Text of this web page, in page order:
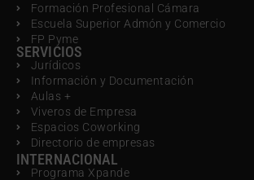
Formación Profesional Cámara
Escuela Superior Admón y Comercio
FP Pyme
SERVICIOS
Jurídicos
Información y Documentación
Aulas +
Viveros de Empresa
Espacios Coworking
Directorio de empresas
INTERNACIONAL
Programa Xpande